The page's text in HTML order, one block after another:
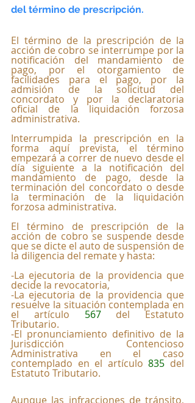
del término de prescripción.
El término de la prescripción de la
acción de cobro se interrumpe por la
notificación del mandamiento de
pago, por el otorgamiento de
facilidades para el pago, por la
admisión de la solicitud del
concordato y por la declaratoria
oficial de la liquidación forzosa
administrativa.
Interrumpida la prescripción en la
forma aquí prevista, el término
empezará a correr de nuevo desde el
día siguiente a la notificación del
mandamiento de pago, desde la
terminación del concordato o desde
la terminación de la liquidación
forzosa administrativa.
El término de prescripción de la
acción de cobro se suspende desde
que se dicte el auto de suspensión de
la diligencia del remate y hasta:
-La ejecutoria de la providencia que
decide la revocatoria,
-La ejecutoria de la providencia que
resuelve la situación contemplada en
el artículo 567 del Estatuto
Tributario.
-El pronunciamiento definitivo de la
Jurisdicción Contencioso
Administrativa en el caso
contemplado en el artículo 835 del
Estatuto Tributario.
Aunque las infracciones de tránsito,